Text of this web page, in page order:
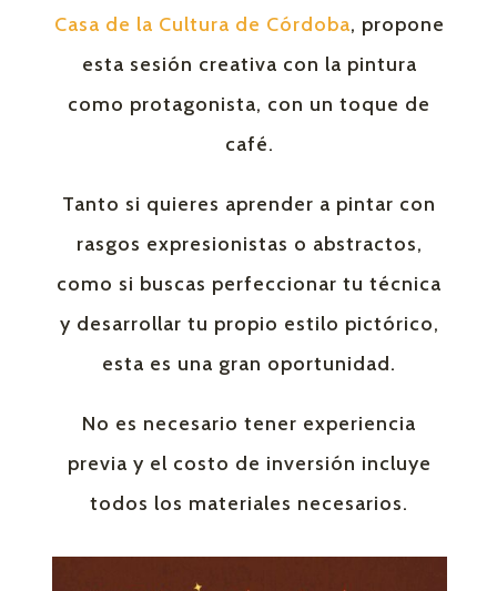
Casa de la Cultura de Córdoba, propone
esta sesión creativa con la pintura
como protagonista, con un toque de
café.
Tanto si quieres aprender a pintar con
rasgos expresionistas o abstractos,
como si buscas perfeccionar tu técnica
y desarrollar tu propio estilo pictórico,
esta es una gran oportunidad.
No es necesario tener experiencia
previa y el costo de inversión incluye
todos los materiales necesarios.